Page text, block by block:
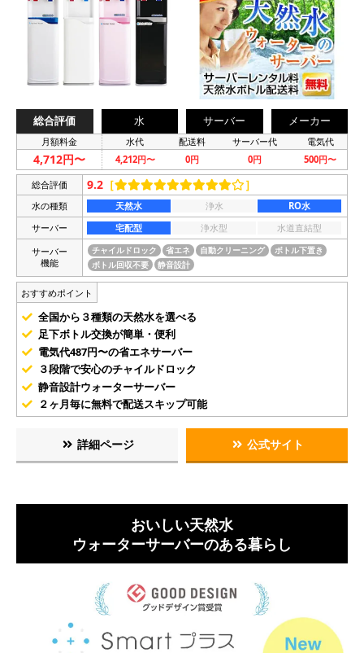
総合評価 水 サーバー メーカー
月額料金 水代 配送料 サーバー代 電気代
4,712円〜 4,212円〜 0円 0円 500円〜
総合評価 9.2 ［ ］
水の種類 天然水 浄水
RO水
サーバー
宅配型 浄水型
水道直結型
サーバー
機能
チャイルドロック 省エネ 自動クリーニング
ボトル下置き
ボトル回収不要
静音設計
おすすめポイント
全国から３種類の天然水を選べる
足下ボトル交換が簡単・便利
電気代487円〜の省エネサーバー
３段階で安心のチャイルドロック
静音設計ウォーターサーバー
２ヶ月毎に無料で配送スキップ可能
詳細ページ 公式サイト
おいしい天然水
ウォーターサーバーのある暮らし